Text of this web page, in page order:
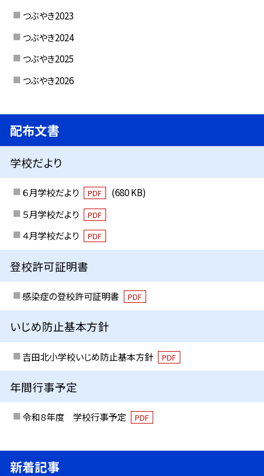
つぶやき2023
つぶやき2024
つぶやき2025
つぶやき2026
配布文書
学校だより
６月学校だより PDF
(680 KB)
５月学校だより
PDF
４月学校だより PDF
登校許可証明書
感染症の登校許可証明書 PDF
いじめ防止基本方針
吉田北小学校いじめ防止基本方針 PDF
年間行事予定
令和８年度 学校行事予定 PDF
新着記事